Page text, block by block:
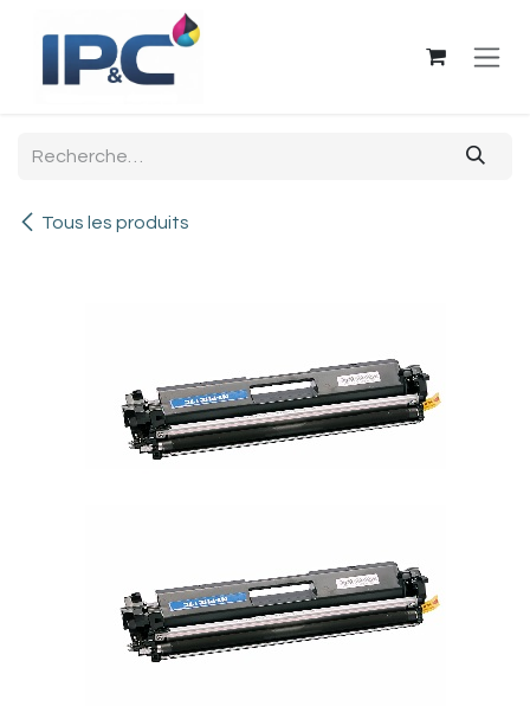
Se rendre au contenu
Tous les produits